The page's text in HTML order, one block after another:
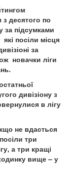
з десятого по
за підсумками
посіли місця
за
новачки ліги
дивізіону з
в лігу
не вдасться
три
а три кращі
вище – у